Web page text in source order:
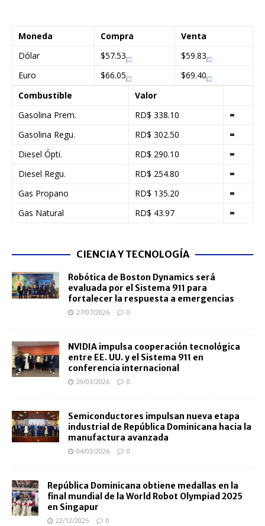
Moneda Compra
Venta
Dólar
$57.53
$59.83
Euro
$66.05
$69.40
Combustible
Valor
Gasolina Prem.
RD$ 338.10
=
Gasolina Regu.
RD$ 302.50
=
Diesel Ópti.
RD$ 290.10
=
Diesel Regu.
RD$ 254.80
=
Gas Propano
RD$ 135.20
=
Gas Natural
RD$ 43.97 =
CIENCIA Y TECNOLOGÍA
Robótica de Boston Dynamics será
evaluada por el Sistema 911 para
fortalecer la respuesta a emergencias
27/07/2026 0
NVIDIA impulsa cooperación tecnológica
entre EE. UU. y el Sistema 911 en
conferencia internacional
29/03/2026 0
Semiconductores impulsan nueva etapa
industrial de República Dominicana hacia la
manufactura avanzada
04/03/2026 0
República Dominicana obtiene medallas en la
final mundial de la World Robot Olympiad 2025
en Singapur
22/12/2025 0